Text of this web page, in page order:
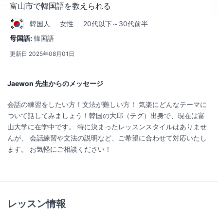
富山市で韓国語を教えられる
韓国 人 女性
20代以下～30代前半
母国語:韓国語
更新日 2025年08月01日
Jaewon 先生からのメッセージ
会話の練習をしたい方！文法が難しい方！ 気楽にどんなテーマに
ついて話してみましょう！韓国の大邱（テグ）出身で、現在は富
山大学に在学中です。 特に決まったレッスンスタイルはありませ
んが、 会話練習や文法の説明など、ご希望に合わせて対応いたし
ます。 お気軽にご相談ください！
レッスン情報